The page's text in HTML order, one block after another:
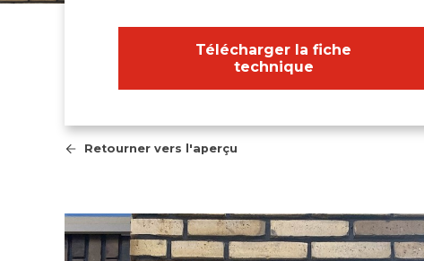
Télécharger la fiche
technique
Retourner vers l'aperçu